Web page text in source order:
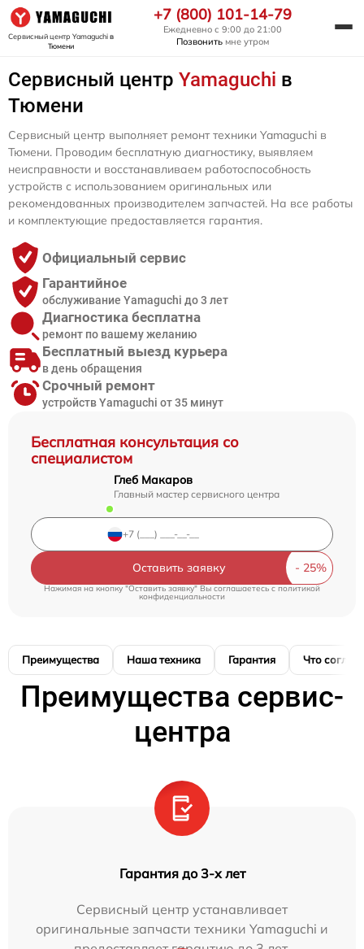
Сервисный центр Yamaguchiв
Тюмени
+7 (800) 101-14-79
Ежедневно с 9:00 до 21:00
Позвонить мне утром
Сервисный центр Yamaguchi в
Тюмени
Бесплатная консультация со
специалистом
Глеб Макаров
Главный мастер сервисного центра
Оставить заявку
Нажимая на кнопку "Оставить заявку" Вы соглашаетесь cполитикой
конфиденциальности
Сервисный центр выполняет ремонт техники Yamaguchi в
Тюмени. Проводим бесплатную диагностику, выявляем
неисправности и восстанавливаем работоспособность
устройств с использованием оригинальных или
рекомендованных производителем запчастей. На все работы
и комплектующие предоставляется гарантия.
Официальный сервис
Гарантийное
обслуживание Yamaguchi до 3 лет
Диагностика бесплатна
ремонт по вашему желанию
Бесплатный выезд курьера
в день обращения
Срочный ремонт
устройств Yamaguchi от 35 минут
Преимущества Наша техника Гарантия Что
Преимущества сервис-
центра
Гарантия до 3-х лет
Сервисный центр устанавливает
оригинальные запчасти техники Yamaguchi и